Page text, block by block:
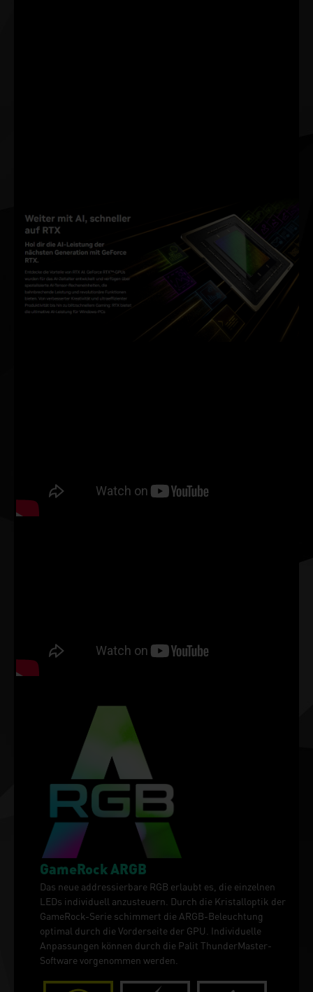
GameRock ARGB
Das neue addressierbare RGB erlaubt es, die einzelnen
LEDs individuell anzusteuern. Durch die Kristalloptik der
GameRock-Serie schimmert die ARGB-Beleuchtung
optimal durch die Vorderseite der GPU. Individuelle
Anpassungen können durch die Palit ThunderMaster-
Software vorgenommen werden.